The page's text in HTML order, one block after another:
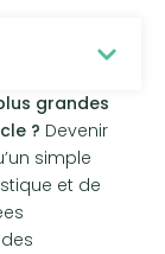
grandes
? Devenir
simple
et de